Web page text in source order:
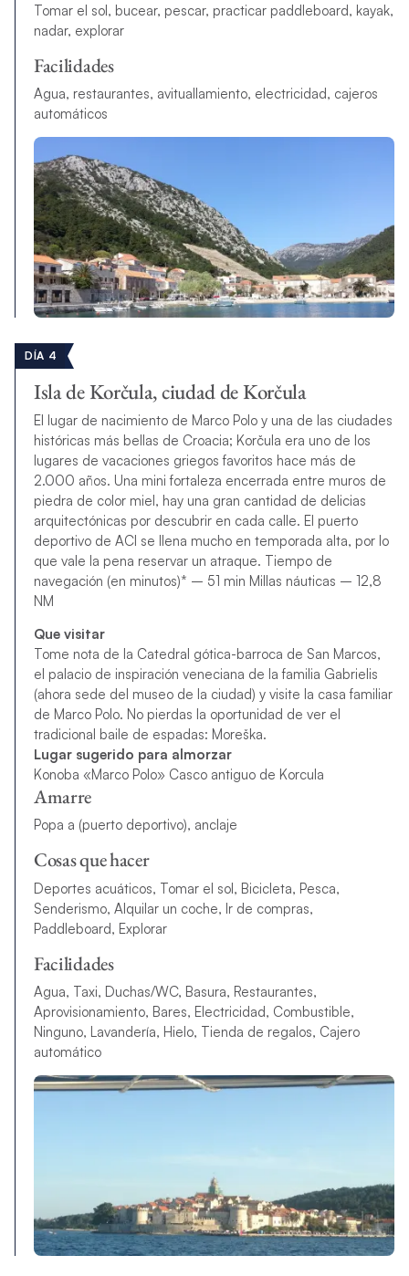
Tomar el sol, bucear, pescar, practicar paddleboard, kayak,
nadar, explorar
Facilidades
Agua, restaurantes, avituallamiento, electricidad, cajeros
automáticos
DÍA 4
Isla de Korčula, ciudad de Korčula
El lugar de nacimiento de Marco Polo y una de las ciudades
históricas más bellas de Croacia; Korčula era uno de los
lugares de vacaciones griegos favoritos hace más de
2.000 años. Una mini fortaleza encerrada entre muros de
piedra de color miel, hay una gran cantidad de delicias
arquitectónicas por descubrir en cada calle. El puerto
deportivo de ACI se llena mucho en temporada alta, por lo
que vale la pena reservar un atraque. Tiempo de
navegación (en minutos)* – 51 min Millas náuticas – 12,8
NM
Que visitar
Tome nota de la Catedral gótica-barroca de San Marcos,
el palacio de inspiración veneciana de la familia Gabrielis
(ahora sede del museo de la ciudad) y visite la casa familiar
de Marco Polo. No pierdas la oportunidad de ver el
tradicional baile de espadas: Moreška.
Lugar sugerido para almorzar
Konoba «Marco Polo» Casco antiguo de Korcula
Amarre
Popa a (puerto deportivo), anclaje
Cosas que hacer
Deportes acuáticos, Tomar el sol, Bicicleta, Pesca,
Senderismo, Alquilar un coche, Ir de compras,
Paddleboard, Explorar
Facilidades
Agua, Taxi, Duchas/WC, Basura, Restaurantes,
Aprovisionamiento, Bares, Electricidad, Combustible,
Ninguno, Lavandería, Hielo, Tienda de regalos, Cajero
automático